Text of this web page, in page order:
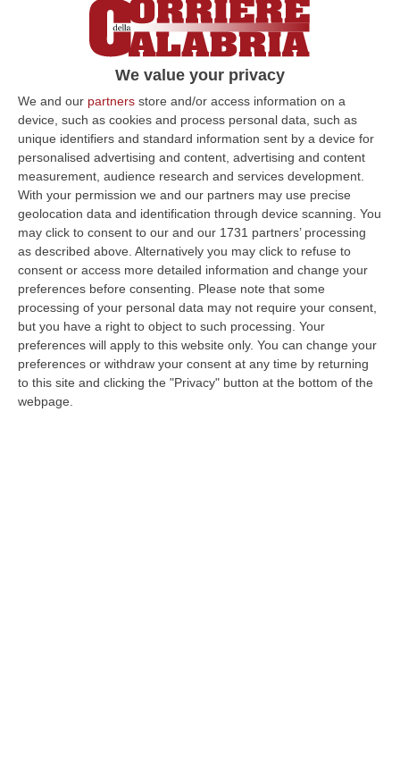
We value your privacy
We and our partners store and/or access information on a
device, such as cookies and process personal data, such as
unique identifiers and standard information sent by a device for
personalised advertising and content, advertising and content
measurement, audience research and services development.
With your permission we and our partners may use precise
geolocation data and identification through device scanning. You
may click to consent to our and our 1731 partners’ processing
as described above. Alternatively you may click to refuse to
consent or access more detailed information and change your
preferences before consenting.
Please note that some
processing of your personal data may not require your consent,
but you have a right to object to such processing. Your
preferences will apply to this website only. You can change your
preferences or withdraw your consent at any time by returning
to this site and clicking the "Privacy" button at the bottom of the
webpage.
che invece esiste»
Pubblicato il: 05/06/24 – 20:21
Il “viaggio” di Iannacone in Calabria,
l’umanità dolente e le sacche di povertà
estrema
Baraccopoli, tendopoli, case di fortuna e
vecchie fabbriche abbandonate diventano